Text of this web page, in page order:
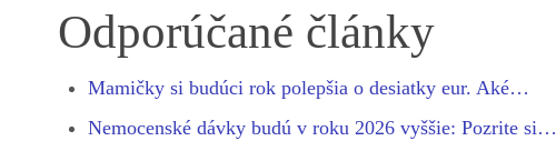
bo
ok
se
ng
er
ts
A
pp
gr
a
m
ed
In
re
Odporúčané články
Mamičky si budúci rok polepšia o desiatky eur. Aké…
Nemocenské dávky budú v roku 2026 vyššie: Pozrite si…